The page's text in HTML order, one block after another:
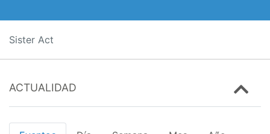
Sister Act
ACTUALIDAD